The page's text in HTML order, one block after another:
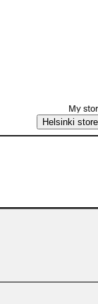
My
Helsinki store